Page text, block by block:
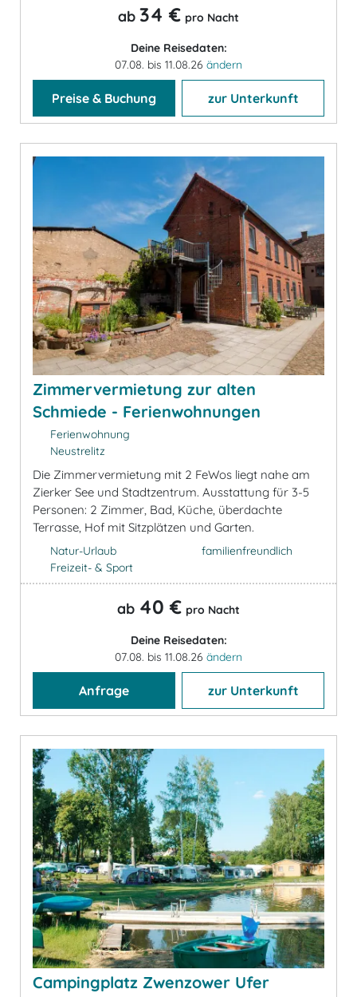
ab 34 € pro Nacht
Deine Reisedaten:
07.08. bis 11.08.26 ändern
Preise & Buchung zur Unterkunft
Zimmervermietung zur alten
Schmiede - Ferienwohnungen
Ferienwohnung
Neustrelitz
Die Zimmervermietung mit 2 FeWos liegt nahe am
Zierker See und Stadtzentrum. Ausstattung für 3-5
Personen: 2 Zimmer, Bad, Küche, überdachte
Terrasse, Hof mit Sitzplätzen und Garten.
Natur-Urlaub
Freizeit- & Sport
familienfreundlich
ab 40 € pro Nacht
Deine Reisedaten:
07.08. bis 11.08.26 ändern
Anfrage zur Unterkunft
Campingplatz Zwenzower Ufer